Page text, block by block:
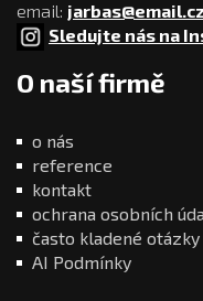
email: jarbas@email.cz
Sledujte nás na
O naší firmě
o nás
reference
kontakt
ochrana osobních
často kladené otázky
AI Podmínky